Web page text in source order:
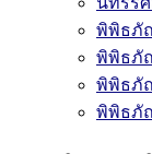
พิพิธภั
พิพิธภั
พิพิธภั
พิพิธภั